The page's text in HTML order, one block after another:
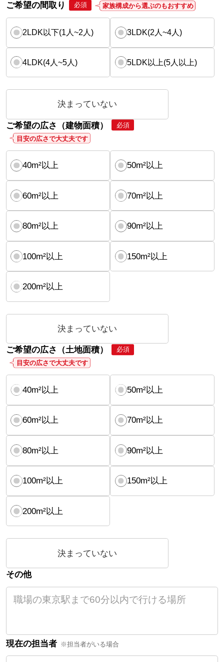
ご希望の間取り 必須 家族構成から選ぶのもおすすめ
2LDK以下(1人~2人) 3LDK(2人~4人)
4LDK(4人~5人) 5LDK以上(5人以上)
決まっていない
ご希望の広さ（建物面積）
必須
目安の広さで大丈夫です
40m²以上 50m²以上
60m²以上 70m²以上
80m²以上 90m²以上
100m²以上 150m²以上
200m²以上
決まっていない
ご希望の広さ（土地面積）
必須
目安の広さで大丈夫です
40m²以上 50m²以上
60m²以上 70m²以上
80m²以上 90m²以上
100m²以上 150m²以上
200m²以上
決まっていない
その他
現在の担当者 ※担当者がいる場合